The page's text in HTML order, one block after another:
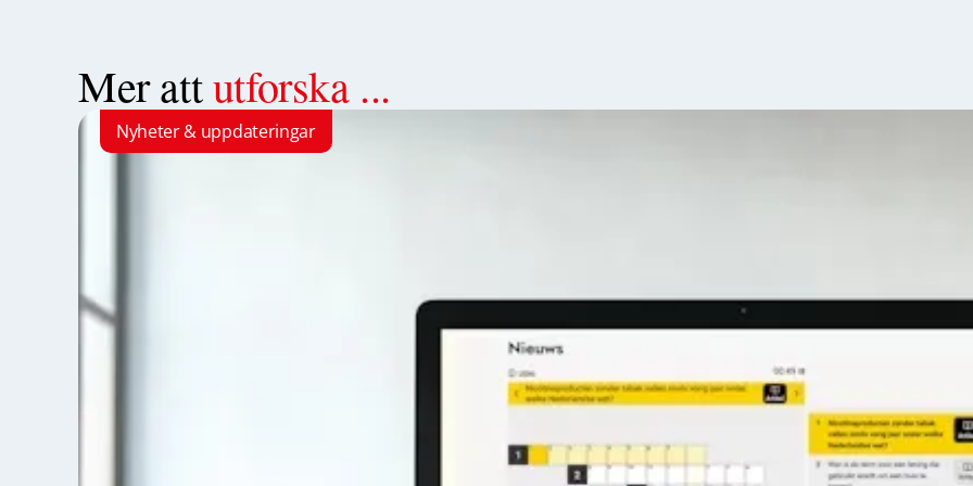
Mer attutforska ...
Nyheter & uppdateringar